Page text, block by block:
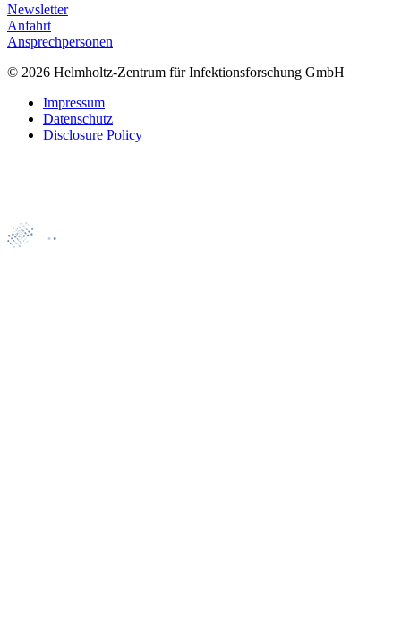
Newsletter
Anfahrt
Ansprechpersonen
© 2026 Helmholtz-Zentrum für Infektionsforschung GmbH
Impressum
Datenschutz
Disclosure Policy